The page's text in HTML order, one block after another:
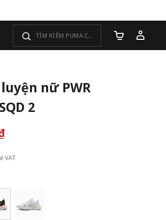
Số lượng giỏ
nữ PWR
2
Giá giảm từ
VAT